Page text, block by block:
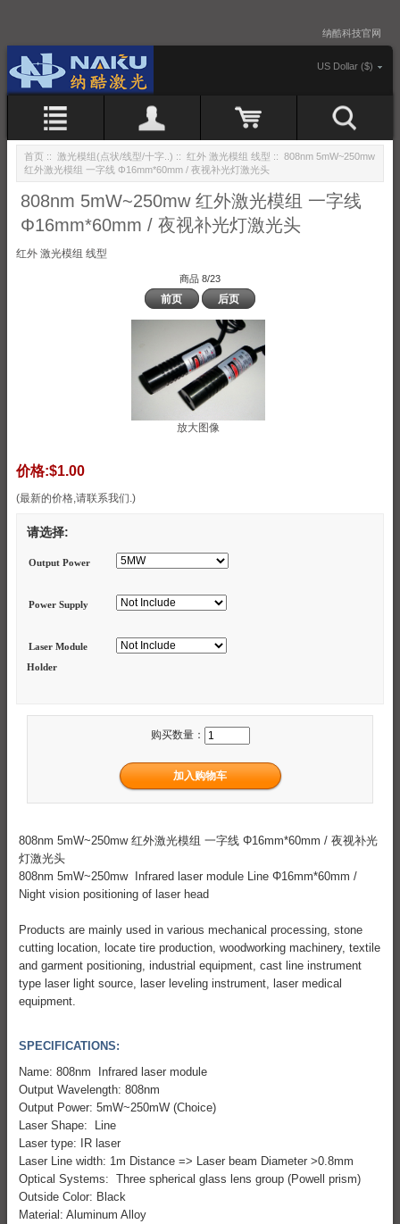
纳酷科技官网
US Dollar ($)
首页 :: 激光模组(点状/线型/十字..) :: 红外 激光模组 线型 :: 808nm 5mW~250mw
红外激光模组 一字线 Φ16mm*60mm / 夜视补光灯激光头
808nm 5mW~250mw 红外激光模组 一字线
Φ16mm*60mm / 夜视补光灯激光头
红外 激光模组 线型
商品 8/23
前页 后页
放大图像
价格:$1.00
(最新的价格,请联系我们.)
请选择:
Output Power
Power Supply
Laser Module
Holder
购买数量：
808nm 5mW~250mw 红外激光模组 一字线 Φ16mm*60mm / 夜视补光
灯激光头
808nm 5mW~250mw Infrared laser module Line Φ16mm*60mm /
Night vision positioning of laser head
Products are mainly used in various mechanical processing, stone
cutting location, locate tire production, woodworking machinery, textile
and garment positioning, industrial equipment, cast line instrument
type laser light source, laser leveling instrument, laser medical
equipment.
SPECIFICATIONS:
Name: 808nm Infrared laser module
Output Wavelength: 808nm
Output Power: 5mW~250mW (Choice)
Laser Shape: Line
Laser type: IR laser
Laser Line width: 1m Distance => Laser beam Diameter >0.8mm
Optical Systems: Three spherical glass lens group (Powell prism)
Outside Color: Black
Material: Aluminum Alloy